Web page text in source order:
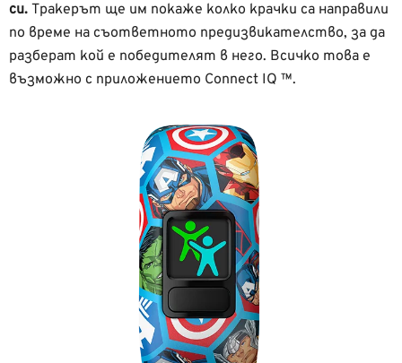
си. Тракерът ще им покаже колко крачки са направили
по време на съответното предизвикателство, за да
разберат кой е победителят в него. Всичко това е
възможно с приложението Connect IQ ™.